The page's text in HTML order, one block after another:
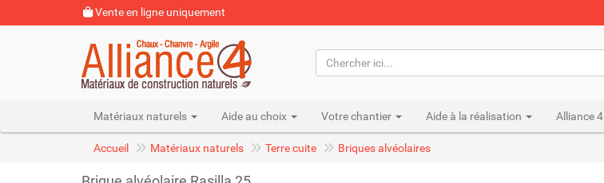
Vente en ligne uniquement
Matériaux naturels Aide au choix Votre chantier Aide à la réalisation Alliance 4
Accueil Matériaux naturels Terre cuite Briques alvéolaires